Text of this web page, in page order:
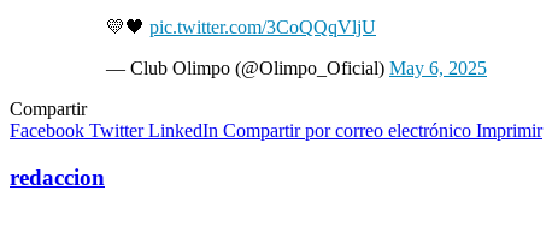
💛🖤 pic.twitter.com/3CoQQqVljU
— Club Olimpo (@Olimpo_Oficial) May 6, 2025
Compartir
Facebook Twitter LinkedIn Compartir por correo electrónico Imprimir
redaccion